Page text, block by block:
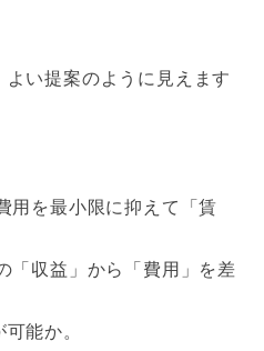
い提案のように見えます
用を最小限に抑えて「賃
「収益」から「費用」を差
能か。